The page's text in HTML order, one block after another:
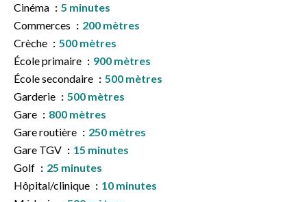
Cinéma
5 minutes
Commerces
200 mètres
Crèche
500 mètres
École primaire
900 mètres
École secondaire
500 mètres
Garderie
500 mètres
Gare
800 mètres
Gare routière
250 mètres
Gare TGV
15 minutes
Golf
25 minutes
Hôpital/clinique
10 minutes